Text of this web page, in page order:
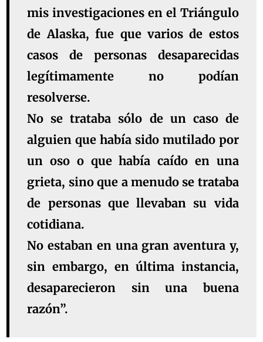
mis investigaciones en el Triángulo
de Alaska, fue que varios de estos
casos de personas desaparecidas
legítimamente no podían
resolverse.
No se trataba sólo de un caso de
alguien que había sido mutilado por
un oso o que había caído en una
grieta, sino que a menudo se trataba
de personas que llevaban su vida
cotidiana.
No estaban en una gran aventura y,
sin embargo, en última instancia,
desaparecieron sin una buena
razón”.